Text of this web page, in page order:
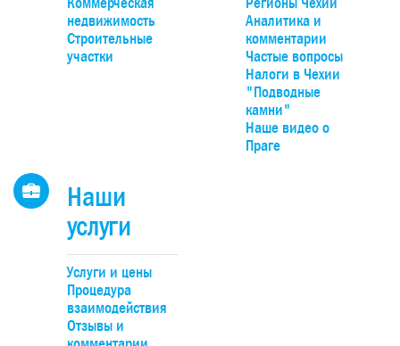
парк Гржебени. До Праги можно добраться на автомобиле за
20 минут по автомагистрали D4, удобно – на поезде прямо до
Смиховского или Главного вокзалов.
недвижимость
Строительные
участки
Аналитика и
комментарии
Частые вопросы
Налоги в Чехии
"Подводные
камни"
Наше видео о
Праге
Наши
услуги
Услуги и цены
Процедура
взаимодействия
Отзывы и